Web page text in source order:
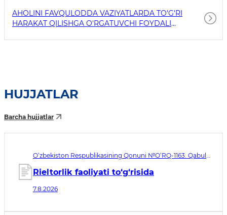
AHOLINI FAVQULODDA VAZIYATLARDA TO'G'RI
HARAKAT QILISHGA O'RGATUVCHI FOYDALI
HUJJATLAR
Barcha hujjatlar
O‘zbekiston Respublikasining Qonuni №O‘RQ-1163. Qabul
Rieltorlik faoliyati to‘g‘risida
7.8.2026